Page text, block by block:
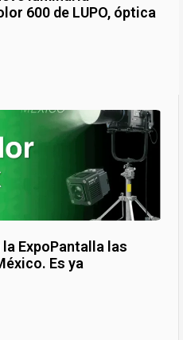
600 de LUPO, óptica
la ExpoPantalla las
Es ya